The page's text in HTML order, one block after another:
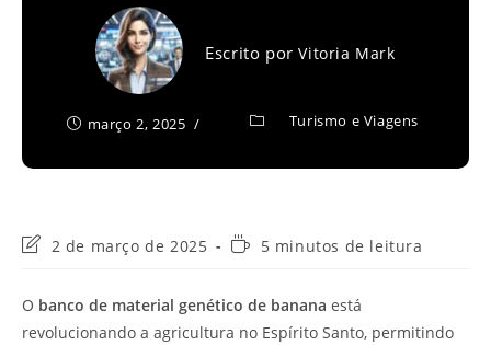
Escrito porVitoria Mark
março 2, 2025 Turismo e Viagens
Última
post:
2 de março de 2025
Tempo5 minutos de leitura
O banco de material genético de banana está
revolucionando a agricultura no Espírito Santo, permitindo